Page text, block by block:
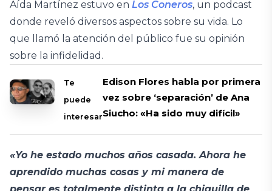
Aída Martínez estuvo en Los Coneros, un podcast
donde reveló diversos aspectos sobre su vida. Lo
que llamó la atención del público fue su opinión
sobre la infidelidad.
Te
puede
interesar
Edison Flores habla por primera
vez sobre ‘separación’ de Ana
Siucho: «Ha sido muy difícil»
«Yo he estado muchos años casada. Ahora he
aprendido muchas cosas y mi manera de